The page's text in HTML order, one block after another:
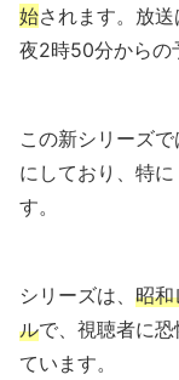
始されます。放
夜2時50分からの
この新シリーズ
にしており、特に
す。
シリーズは、 昭和
ルで、視聴者に
ています。